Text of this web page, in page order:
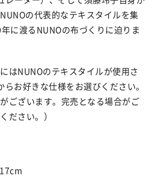
NUNOの代表的なテキスタイルを集
年に渡る NUNOの布づくりに迫りま
はNUNOのテキスタイルが使用さ
らお好きな仕様をお選びください。
ございます。完売となる場合がご
ださい。）
17cm